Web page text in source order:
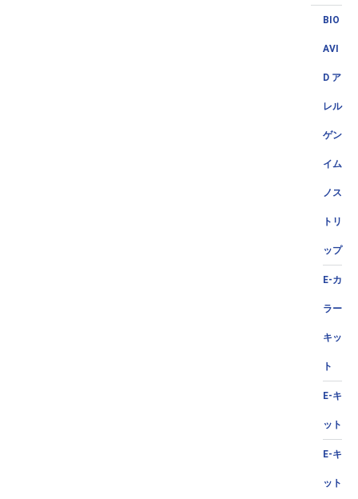
BIO
AVI
D ア
レル
ゲン
イム
ノス
トリ
ップ
E-カ
ラー
キッ
ト
E-キ
ット
E-キ
ット